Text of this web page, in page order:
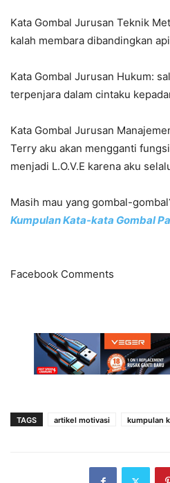
Kata Gombal Jurusan Teknik
kalah membara dibandingkan
Kata Gombal Jurusan Hukum:
terpenjara dalam cintaku
Kata Gombal Jurusan
Terry aku akan mengganti
menjadi L.O.V.E karena aku
Masih mau yang gombal-
Kumpulan Kata-kata Gombal
Facebook Comments
TAGS artikel motivasi kumpulan